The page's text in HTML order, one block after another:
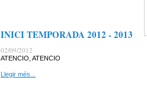
INICI TEMPORADA 2012 - 2013
02/09/2012
ATENCIO, ATENCIO
Llegir més...